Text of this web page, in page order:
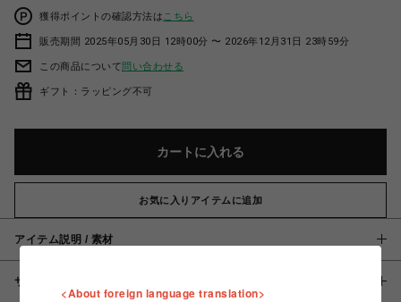
獲得ポイントの確認方法は こちら
販売期間 2025年05月30日 12時00分 〜 2026年12月31日 23時59分
この商品について問い合わせる
ギフト：ラッピング不可
カートに入れる
お気に入りアイテムに追加
アイテム説明 / 素材
サイズ
<About foreign language translation>